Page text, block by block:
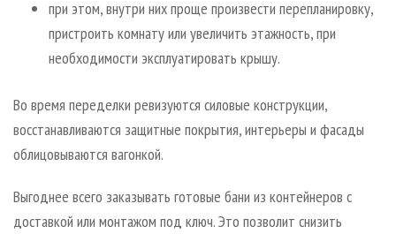
при этом, внутри них проще произвести перепланировку,
пристроить комнату или увеличить этажность, при
необходимости эксплуатировать крышу.
Во время переделки ревизуются силовые конструкции,
восстанавливаются защитные покрытия, интерьеры и фасады
облицовываются вагонкой.
Выгоднее всего заказывать готовые бани из контейнеров с
доставкой или монтажом под ключ. Это позволит снизить